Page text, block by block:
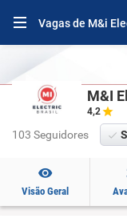
Vagas de M&i
M&I
4,2
103 Seguidores
Visão Geral